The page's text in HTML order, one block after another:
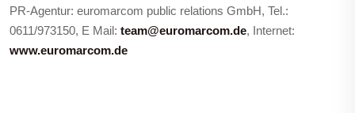
PR-Agentur: euromarcom public relations GmbH, Tel.:
0611/973150, E Mail: team@euromarcom.de, Internet:
www.euromarcom.de